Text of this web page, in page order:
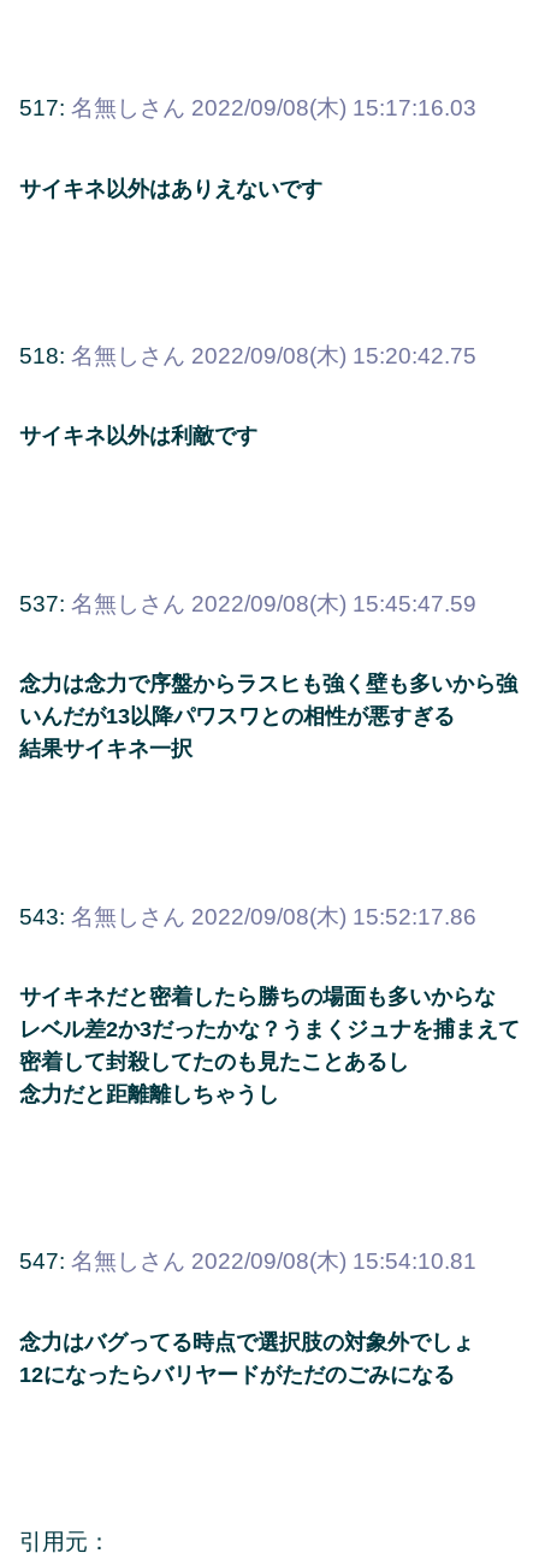
517: 名無しさん 2022/09/08(木) 15:17:16.03
サイキネ以外はありえないです
518: 名無しさん 2022/09/08(木) 15:20:42.75
サイキネ以外は利敵です
537: 名無しさん 2022/09/08(木) 15:45:47.59
念力は念力で序盤からラスヒも強く壁も多いから強
いんだが13以降パワスワとの相性が悪すぎる
結果サイキネ一択
543: 名無しさん 2022/09/08(木) 15:52:17.86
サイキネだと密着したら勝ちの場面も多いからな
レベル差2か3だったかな？うまくジュナを捕まえて
密着して封殺してたのも見たことあるし
念力だと距離離しちゃうし
547: 名無しさん 2022/09/08(木) 15:54:10.81
念力はバグってる時点で選択肢の対象外でしょ
12になったらバリヤードがただのごみになる
引用元：